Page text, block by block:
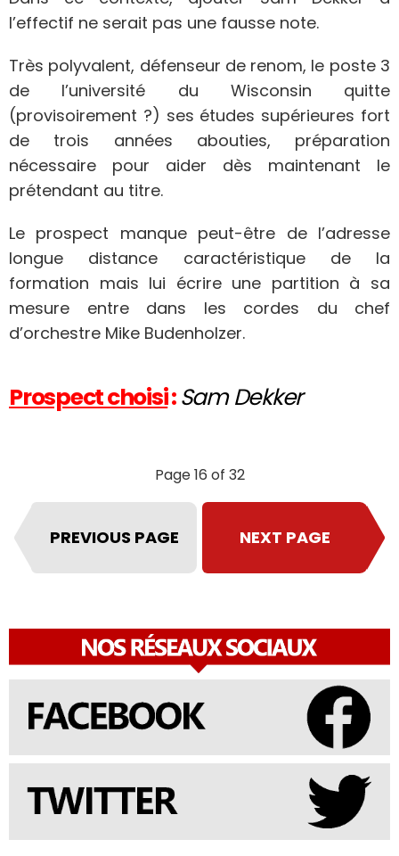
l’effectif ne serait pas une fausse note.
Très polyvalent, défenseur de renom, le poste 3
de l’université du Wisconsin quitte
(provisoirement ?) ses études supérieures fort
de trois années abouties, préparation
nécessaire pour aider dès maintenant le
prétendant au titre.
Le prospect manque peut-être de l’adresse
longue distance caractéristique de la
formation mais lui écrire une partition à sa
mesure entre dans les cordes du chef
d’orchestre Mike Budenholzer.
Prospect choisi:Sam Dekker
Page 16 of 32
PREVIOUS PAGE NEXT PAGE